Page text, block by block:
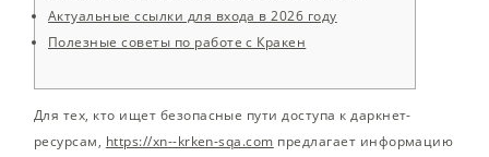
Актуальные ссылки для входа в 2026 году
Полезные советы по работе с Кракен
Для тех, кто ищет безопасные пути доступа к даркнет-
ресурсам, https://xn--krken-sqa.com предлагает информацию